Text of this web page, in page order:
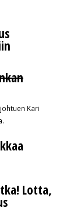
Kari
Lotta,